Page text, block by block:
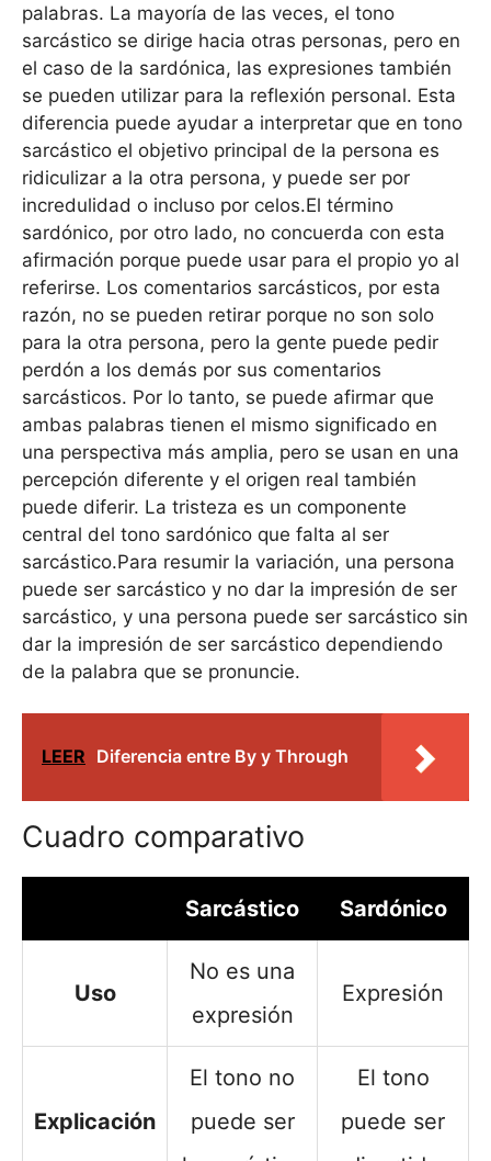
palabras. La mayoría de las veces, el tono
sarcástico se dirige hacia otras personas, pero en
el caso de la sardónica, las expresiones también
se pueden utilizar para la reflexión personal. Esta
diferencia puede ayudar a interpretar que en tono
sarcástico el objetivo principal de la persona es
ridiculizar a la otra persona, y puede ser por
incredulidad o incluso por celos.El término
sardónico, por otro lado, no concuerda con esta
afirmación porque puede usar para el propio yo al
referirse. Los comentarios sarcásticos, por esta
razón, no se pueden retirar porque no son solo
para la otra persona, pero la gente puede pedir
perdón a los demás por sus comentarios
sarcásticos. Por lo tanto, se puede afirmar que
ambas palabras tienen el mismo significado en
una perspectiva más amplia, pero se usan en una
percepción diferente y el origen real también
puede diferir. La tristeza es un componente
central del tono sardónico que falta al ser
sarcástico.Para resumir la variación, una persona
puede ser sarcástico y no dar la impresión de ser
sarcástico, y una persona puede ser sarcástico sin
dar la impresión de ser sarcástico dependiendo
de la palabra que se pronuncie.
LEER Diferencia entre By y Through
Cuadro comparativo
Sarcástico Sardónico
Uso
No es una
expresión
Expresión
Explicación
El tono no
puede ser
El tono
puede ser